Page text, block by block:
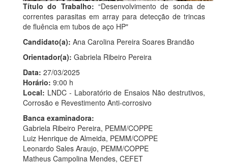
Título do Trabalho: “Desenvolvimento de sonda de
correntes parasitas em array para detecção de trincas
de fluência em tubos de aço HP"
Candidato(a): Ana Carolina Pereira Soares Brandão
Orientador(a): Gabriela Ribeiro Pereira
Data: 27/03/2025
Horário: 9:00 h
Local: LNDC - Laboratório de Ensaios Não destrutivos,
Corrosão e Revestimento Anti-corrosivo
Banca examinadora:
Gabriela Ribeiro Pereira, PEMM/COPPE
Luiz Henrique de Almeida, PEMM/COPPE
Leonardo Sales Araujo, PEMM/COPPE
Matheus Campolina Mendes, CEFET